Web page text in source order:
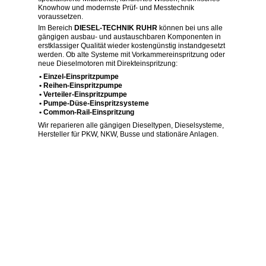
Knowhow und modernste Prüf- und Messtechnik
voraussetzen.
Im Bereich DIESEL-TECHNIK RUHR können bei uns alle
gängigen ausbau- und austauschbaren Komponenten in
erstklassiger Qualität wieder kostengünstig instandgesetzt
werden. Ob alte Systeme mit Vorkammereinspritzung oder
neue Dieselmotoren mit Direkteinspritzung:
Einzel-Einspritzpumpe
Reihen-Einspritzpumpe
Verteiler-Einspritzpumpe
Pumpe-Düse-Einspritzsysteme
Common-Rail-Einspritzung
Wir reparieren alle gängigen Dieseltypen, Dieselsysteme,
Hersteller für PKW, NKW, Busse und stationäre Anlagen.